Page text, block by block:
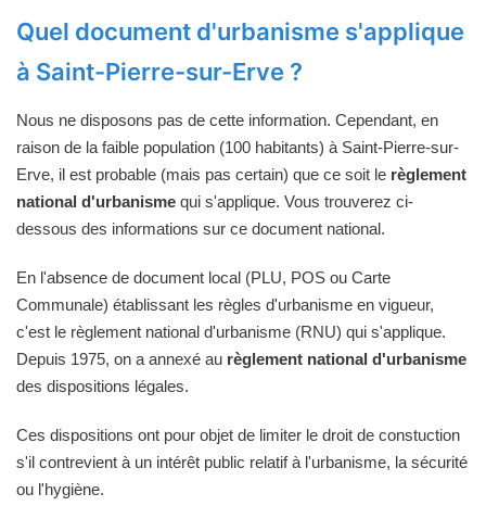
Quel document d'urbanisme s'applique
à Saint-Pierre-sur-Erve ?
Nous ne disposons pas de cette information. Cependant, en
raison de la faible population (100 habitants) à Saint-Pierre-sur-
Erve, il est probable (mais pas certain) que ce soit le règlement
national d'urbanisme qui s'applique. Vous trouverez ci-
dessous des informations sur ce document national.
En l'absence de document local (PLU, POS ou Carte
Communale) établissant les règles d'urbanisme en vigueur,
c'est le règlement national d'urbanisme (RNU) qui s'applique.
Depuis 1975, on a annexé au règlement national d'urbanisme
des dispositions légales.
Ces dispositions ont pour objet de limiter le droit de constuction
s'il contrevient à un intérêt public relatif à l'urbanisme, la sécurité
ou l'hygiène.